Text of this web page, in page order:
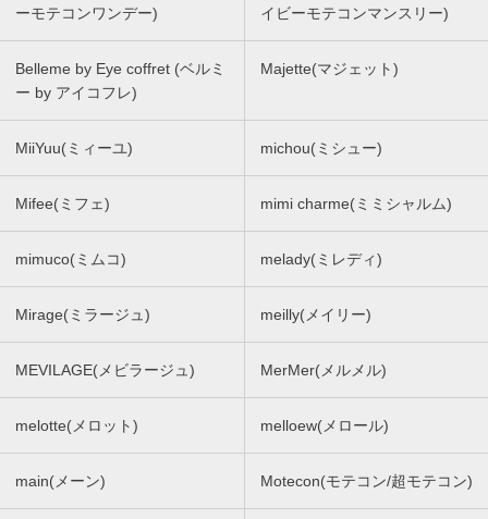
ーモテコンワンデー)
イビーモテコンマンスリー)
Belleme by Eye coffret (ベルミ
ー by アイコフレ)
Majette(マジェット)
MiiYuu(ミィーユ) michou(ミシュー)
Mifee(ミフェ) mimi charme(ミミシャルム)
mimuco(ミムコ) melady(ミレディ)
Mirage(ミラージュ) meilly(メイリー)
MEVILAGE(メビラージュ) MerMer(メルメル)
melotte(メロット) melloew(メロール)
main(メーン) Motecon(モテコン/超モテコン)